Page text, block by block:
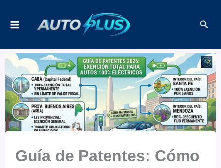
Guía de Patentes: Cómo